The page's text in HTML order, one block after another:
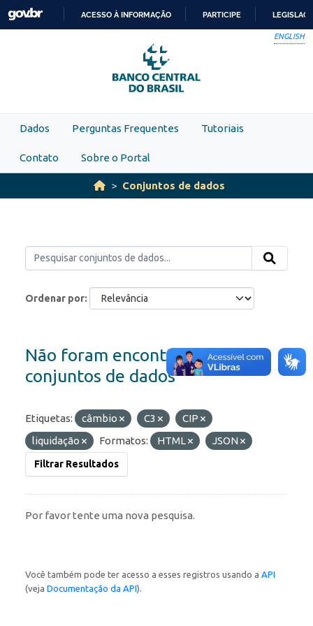
Skip to main content
PARA
O
CONTEÚDO
ACESSO À INFORMAÇÃO PARTICIPE
ENGLISH
Dados Perguntas Frequentes Tutoriais
Contato Sobre o Portal
Conjuntos de dados
Ordenar por
Não foram encontrados
conjuntos de dados
Etiquetas: câmbio C3
CIP
liquidação
Formatos: HTML JSON
Filtrar Resultados
Por favor tente uma nova pesquisa.
Você também pode ter acesso a esses registros usando a API
(veja Documentação da API).